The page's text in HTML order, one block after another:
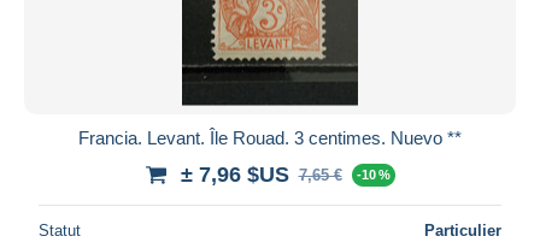
Francia. Levant. Île Rouad. 3 centimes. Nuevo **
± 7,96 $US 7,65 € -10 %
Statut Particulier